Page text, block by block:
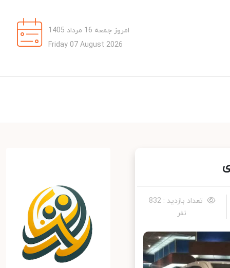
امروز جمعه 16 مرداد 1405
Friday 07 August 2026
تعداد بازدید : 832
نفر